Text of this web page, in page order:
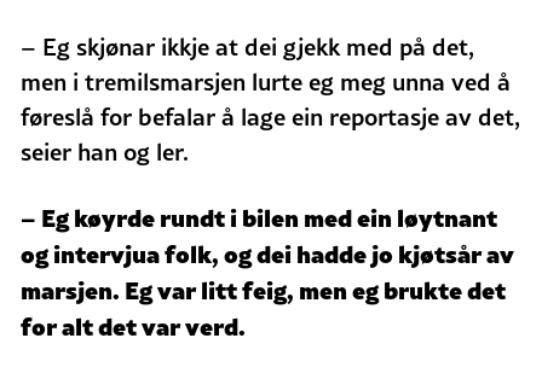
– Eg skjønar ikkje at dei gjekk med på det,
men i tremilsmarsjen lurte eg meg unna ved å
føreslå for befalar å lage ein reportasje av det,
seier han og ler.
– Eg køyrde rundt i bilen med ein løytnant
og intervjua folk, og dei hadde jo kjøtsår av
marsjen. Eg var litt feig, men eg brukte det
for alt det var verd.